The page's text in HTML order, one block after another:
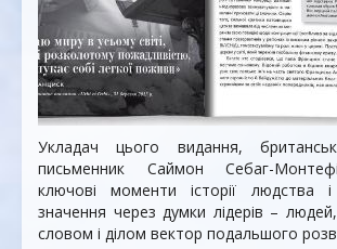
Укладач цього видання,
письменник Саймон Себаг-
ключові моменти історії людства
значення через думки лідерів –
словом і ділом вектор подальшого